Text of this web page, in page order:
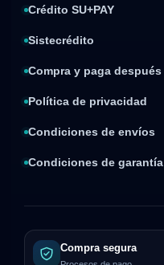
Crédito SU+PAY
Sistecrédito
Compra y paga después
Política de privacidad
Condiciones de envíos
Condiciones de garantía
Compra segura